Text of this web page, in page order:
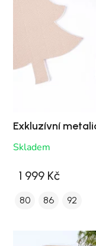
Exkluzívní
Skladem
1 999 Kč
80 86 92